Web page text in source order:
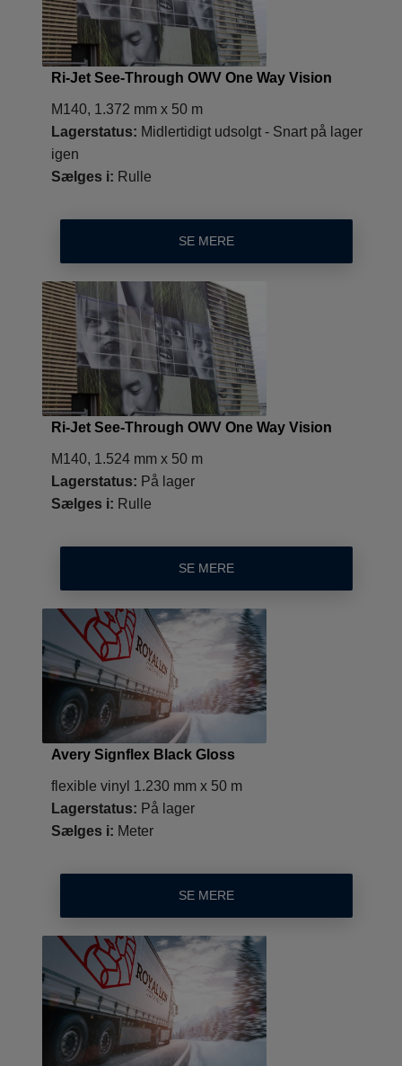
Ri-Jet See-Through OWV One Way Vision
M140, 1.372 mm x 50 m
Lagerstatus: Midlertidigt udsolgt - Snart på lager
igen
Sælges i: Rulle
SE MERE
Ri-Jet See-Through OWV One Way Vision
M140, 1.524 mm x 50 m
Lagerstatus: På lager
Sælges i: Rulle
SE MERE
Avery Signflex Black Gloss
flexible vinyl 1.230 mm x 50 m
Lagerstatus: På lager
Sælges i: Meter
SE MERE